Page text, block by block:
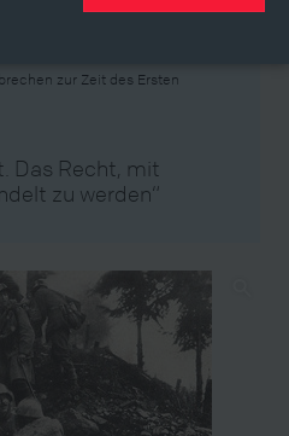
zur Zeit des Ersten
Das Recht, mit
zu werden“